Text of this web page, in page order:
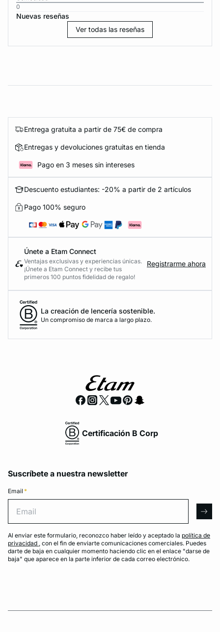
0
Nuevas reseñas
Ver todas las reseñas
Entrega gratuita a partir de 75€ de compra
Entregas y devoluciones gratuitas en tienda
Pago en 3 meses sin intereses
Descuento estudiantes: -20% a partir de 2 artículos
Pago 100% seguro
Únete a Etam Connect
Ventajas exclusivas y experiencias únicas.
¡Únete a Etam Connect y recibe tus
primeros 100 puntos fidelidad de regalo!
Registrarme ahora
La creación de lencería sostenible.
Un compromiso de marca a largo plazo.
Certificación B Corp
Suscríbete a nuestra newsletter
Email *
Al enviar este formulario, reconozco haber leído y aceptado la política de
privacidad , con el fin de enviarte comunicaciones comerciales. Puedes
darte de baja en cualquier momento haciendo clic en el enlace "darse de
baja" que aparece en la parte inferior de cada correo electrónico.